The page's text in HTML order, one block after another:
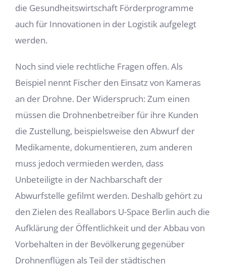
die Gesundheitswirtschaft Förderprogramme
auch für Innovationen in der Logistik aufgelegt
werden.
Noch sind viele rechtliche Fragen offen. Als
Beispiel nennt Fischer den Einsatz von Kameras
an der Drohne. Der Widerspruch: Zum einen
müssen die Drohnenbetreiber für ihre Kunden
die Zustellung, beispielsweise den Abwurf der
Medikamente, dokumentieren, zum anderen
muss jedoch vermieden werden, dass
Unbeteiligte in der Nachbarschaft der
Abwurfstelle gefilmt werden. Deshalb gehört zu
den Zielen des Reallabors U-Space Berlin auch die
Aufklärung der Öffentlichkeit und der Abbau von
Vorbehalten in der Bevölkerung gegenüber
Drohnenflügen als Teil der städtischen